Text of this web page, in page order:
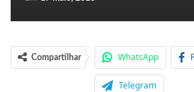
Compartilhar WhatsApp
Telegram